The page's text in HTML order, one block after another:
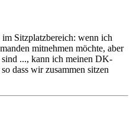
Sitzplatzbereich: wenn ich
mitnehmen möchte, aber
sind ..., kann ich meinen DK-
dass wir zusammen sitzen